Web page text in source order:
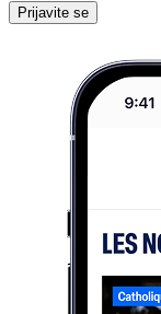
Prijavite se